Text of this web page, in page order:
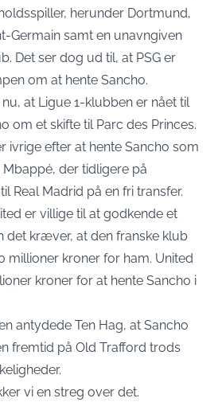
herunder Dortmund,
Germain samt en unavngiven
Det ser dog ud til, at PSG er
om at hente Sancho.
at Ligue 1-klubben er nået til
om et skifte til Parc des Princes.
ivrige efter at hente Sancho som
der tidligere på
Real Madrid på en fri transfer.
er villige til at godkende et
det kræver, at den franske klub
millioner kroner for ham. United
kroner for at hente Sancho i
antydede Ten Hag, at Sancho
fremtid på Old Trafford trods
vi en streg over det.